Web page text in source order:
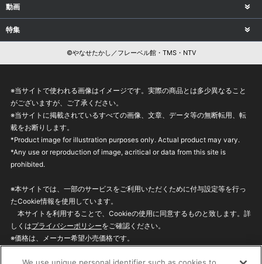
動画
特集
©やなせたかし／フレーベル館・TMS・NTV
※当サイトで使われる画像はイメージです。実際の商品とは多少異なること
がございますが、ご了承ください。
※当サイトに掲載されているすべての画像、文章、データ等の無断転用、転
載をお断りします。
*Product image for illustration purposes only. Actual product may vary.
*Any use or reproduction of image, acritical or data from this site is
prohibited.
※本サイトでは、一部のサービスをご利用いただくために付与設定等を行っ
たCookie情報を使用しています。
本サイトを利用することで、Cookieの使用に同意するものと致します。詳
しくはプライバシーポリシーをご確認ください。
※価格は、メーカー希望小売価格です。